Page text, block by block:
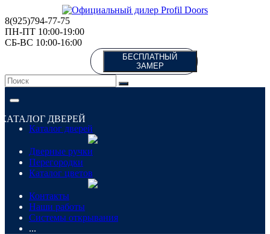
8(925)794-77-75
ПН-ПТ 10:00-19:00
СБ-ВС 10:00-16:00
БЕСПЛАТНЫЙ
ЗАМЕР
КАТАЛОГ ДВЕРЕЙ
Каталог дверей
Дверные ручки
Перегородки
Каталог цветов
Контакты
Наши работы
Системы открывания
...